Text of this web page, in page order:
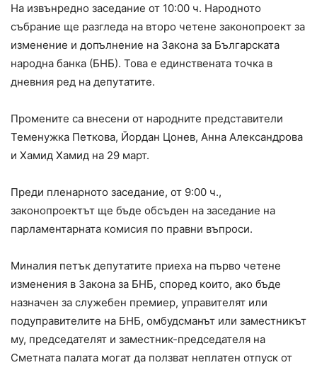
На извънредно заседание от 10:00 ч. Народното
събрание ще разгледа на второ четене законопроект за
изменение и допълнение на Закона за Българската
народна банка (БНБ). Това е единствената точка в
дневния ред на депутатите.
Промените са внесени от народните представители
Теменужка Петкова, Йордан Цонев, Анна Александрова
и Хамид Хамид на 29 март.
Преди пленарното заседание, от 9:00 ч.,
законопроектът ще бъде обсъден на заседание на
парламентарната комисия по правни въпроси.
Миналия петък депутатите приеха на първо четене
изменения в Закона за БНБ, според които, ако бъде
назначен за служебен премиер, управителят или
подуправителите на БНБ, омбудсманът или заместникът
му, председателят и заместник-председателя на
Сметната палата могат да ползват неплатен отпуск от